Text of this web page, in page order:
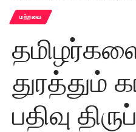
மற்றவை
துரத்தும்
பதிவு